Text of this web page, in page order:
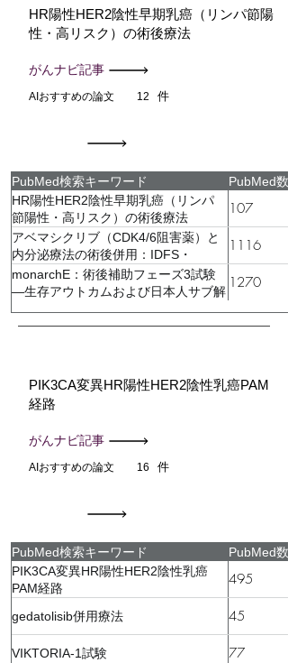
HR陽性HER2陰性早期乳癌（リンパ節陽
性・高リスク）の術後療法
がんナビ記事
AIおすすめの論文 12 件
PubMed検索キーワード
PubMed数
HR陽性HER2陰性早期乳癌（リンパ
節陽性・高リスク）の術後療法
107
アベマシクリブ（CDK4/6阻害薬）と
内分泌療法の術後併用：IDFS・
DRFS・安全性
1116
monarchE：術後補助フェーズ3試験
—生存アウトカムおよび日本人サブ解
1270
PIK3CA変異HR陽性HER2陰性乳癌PAM
経路
がんナビ記事
AIおすすめの論文 16 件
PubMed検索キーワード
PubMed数
PIK3CA変異HR陽性HER2陰性乳癌
PAM経路
495
gedatolisib併用療法 45
VIKTORIA-1試験 77